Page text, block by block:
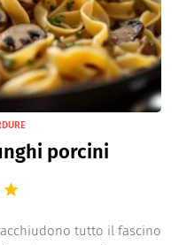
porcini
tutto il fascino